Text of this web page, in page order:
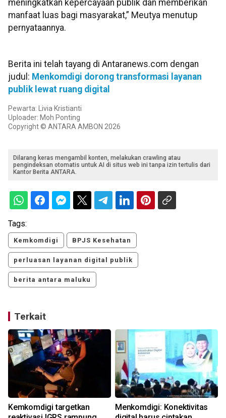
meningkatkan kepercayaan publik dan memberikan
manfaat luas bagi masyarakat,” Meutya menutup
pernyataannya.
Berita ini telah tayang di Antaranews.com dengan
judul: Menkomdigi dorong transformasi layanan
publik lewat ruang digital
Pewarta: Livia Kristianti
Uploader: Moh Ponting
Copyright © ANTARA AMBON 2026
Dilarang keras mengambil konten, melakukan crawling atau
pengindeksan otomatis untuk AI di situs web ini tanpa izin tertulis dari
Kantor Berita ANTARA.
Tags:
Kemkomdigi BPJS Kesehatan
perluasan layanan digital publik
berita antara maluku
Terkait
Kemkomdigi targetkan
Menkomdigi: Konektivitas